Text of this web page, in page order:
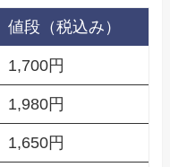
値段（税込み）
1,700円
1,980円
1,650円